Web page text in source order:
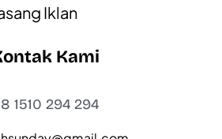
Iklan
Kami
1510 294 294